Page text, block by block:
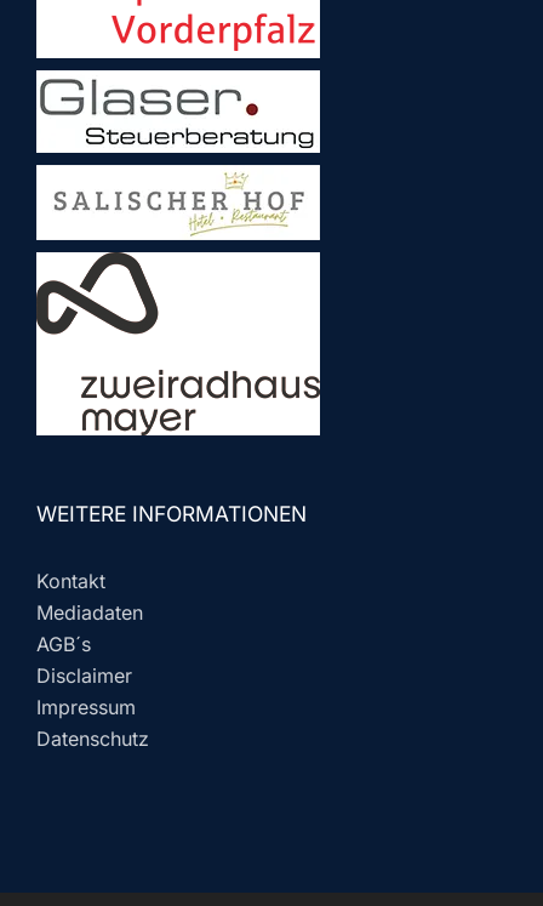
WEITERE INFORMATIONEN
Kontakt
Mediadaten
AGB´s
Disclaimer
Impressum
Datenschutz